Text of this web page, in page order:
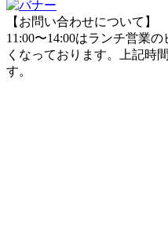
【お問い合わせについて】
11:00〜14:00はランチ営業
くなっております。上記時
す。